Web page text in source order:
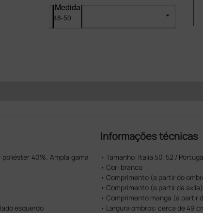
Medida
40%. Ampla gama
esquerdo
Informações técnicas
• Tamanho: Italia 50-52 /
• Cor: branco
• Comprimento (a partir do
• Comprimento (a partir da
• Comprimento manga (a partir
• Largura ombros: cerca de 49